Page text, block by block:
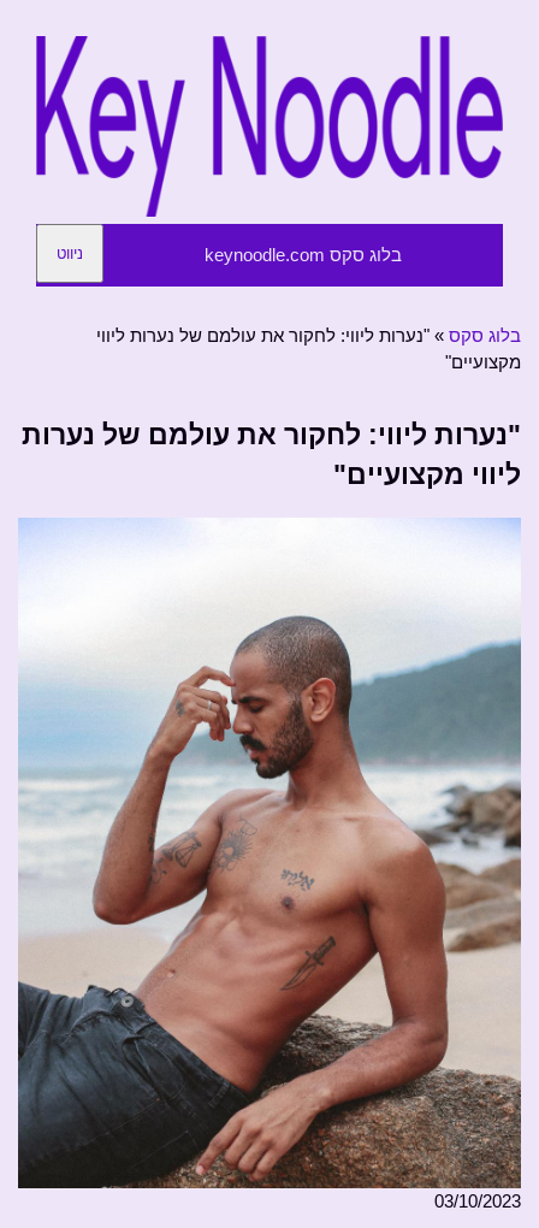
בלוג סקס keynoodle.com ניווט
בלוג סקס » "נערות ליווי: לחקור את עולמם של נערות ליווי
מקצועיים"
"נערות ליווי: לחקור את עולמם של נערות
ליווי מקצועיים"
03/10/2023